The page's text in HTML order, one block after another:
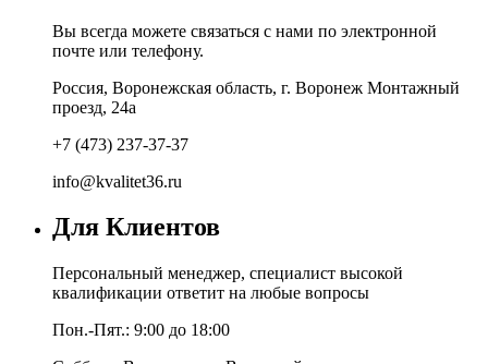
Вы всегда можете связаться с нами по электронной
почте или телефону.
Россия, Воронежская область, г. Воронеж Монтажный
проезд, 24а
+7 (473) 237-37-37
info@kvalitet36.ru
Для Клиентов
Персональный менеджер, специалист высокой
квалификации ответит на любые вопросы
Пон.-Пят.: 9:00 до 18:00